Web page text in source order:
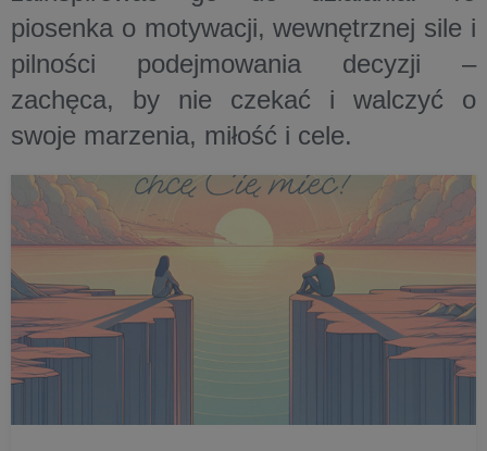
piosenka o motywacji, wewnętrznej sile i
pilności podejmowania decyzji –
zachęca, by nie czekać i walczyć o
swoje marzenia, miłość i cele.